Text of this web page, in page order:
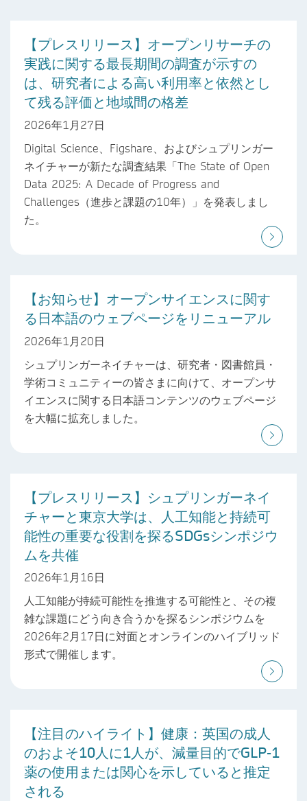
【プレスリリース】オープンリサーチの
実践に関する最長期間の調査が示すの
は、研究者による高い利用率と依然とし
て残る評価と地域間の格差
2026年1月27日
Digital Science、Figshare、およびシュプリンガー
ネイチャーが新たな調査結果「The State of Open
Data 2025: A Decade of Progress and
Challenges（進歩と課題の10年）」を発表しまし
た。
【お知らせ】オープンサイエンスに関す
る日本語のウェブページをリニューアル
2026年1月20日
シュプリンガーネイチャーは、研究者・図書館員・
学術コミュニティーの皆さまに向けて、オープンサ
イエンスに関する日本語コンテンツのウェブページ
を大幅に拡充しました。
【プレスリリース】シュプリンガーネイ
チャーと東京大学は、人工知能と持続可
能性の重要な役割を探るSDGsシンポジウ
ムを共催
2026年1月16日
人工知能が持続可能性を推進する可能性と、その複
雑な課題にどう向き合うかを探るシンポジウムを
2026年2月17日に対面とオンラインのハイブリッド
形式で開催します。
【注目のハイライト】健康：英国の成人
のおよそ10人に1人が、減量目的でGLP-1
薬の使用または関心を示していると推定
される